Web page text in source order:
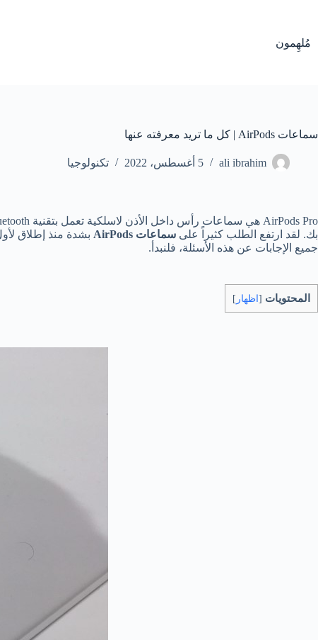
مُلهِمون
سماعات AirPods | كل ما تريد معرفته عنها
ali ibrahim 5 أغسطس، 2022 تكنولوجيا
بك. لقد ارتفع الطلب كثيراً على سماعات AirPods بشدة منذ إطلاق
جميع الإجابات عن هذه الأسئلة، فلنبدأ.
المحتويات [ اظهار ]